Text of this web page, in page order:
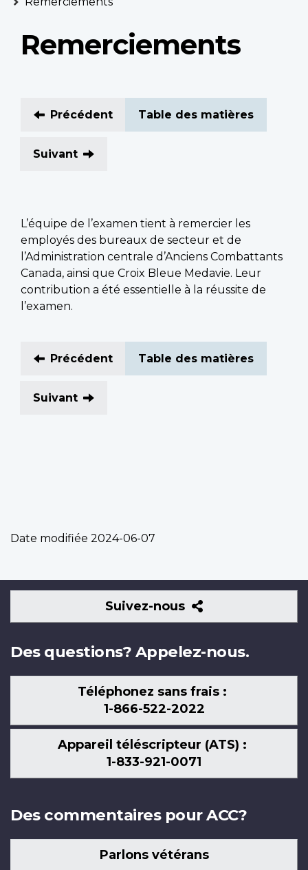
Remerciements
Précédent Table des matières
Suivant
L’équipe de l’examen tient à remercier les
employés des bureaux de secteur et de
l’Administration centrale d’Anciens Combattants
Canada, ainsi que Croix Bleue Medavie. Leur
contribution a été essentielle à la réussite de
l’examen.
Précédent Table des matières
Suivant
Date modifiée 2024-06-07
Suivez-nous
Suivez-
nous
Des questions? Appelez-nous.
Téléphonez sans frais :
1-866-522-2022
Appareil téléscripteur (ATS) :
1-833-921-0071
Des commentaires pour ACC?
Parlons vétérans